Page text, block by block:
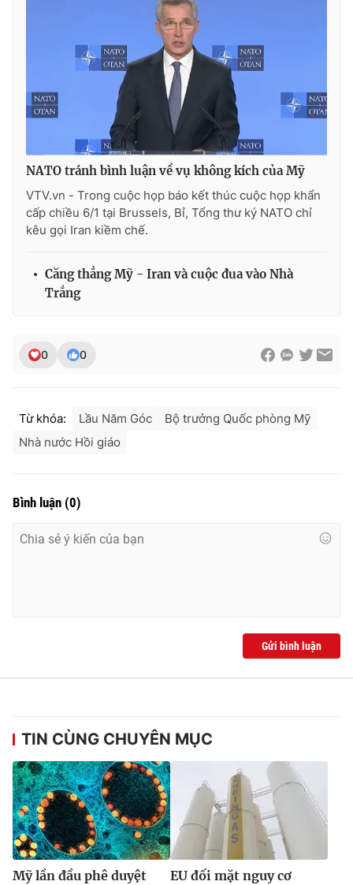
THỜI BÁO VTV
Theo dõi báo trên
Cơ quan chủ quản: Đài Truyền hình Việt Nam
Cơ quan báo chí: Thời báo VTV
Giấy phép hoạt động báo in và báo điện tử số 483/GP-BTTTT
Tổng Biên tập:Vũ Thanh Thủy
Phó Tổng Biên tập:
Tổng đài VTV:
Ðiện thoại Thời báo VTV:
thuận bằng văn bản. Ghi rõ nguồn VTV.vn khi phát hành lại
NATO tránh bình luận về vụ không kích của Mỹ
VTV.vn - Trong cuộc họp báo kết thúc cuộc họp khẩn
cấp chiều 6/1 tại Brussels, Bỉ, Tổng thư ký NATO chỉ
kêu gọi Iran kiềm chế.
Căng thẳng Mỹ - Iran và cuộc đua vào Nhà
Trắng
0 0
Từ khóa: Lầu Năm Góc
Bộ trưởng Quốc phòng Mỹ
Nhà nước Hồi giáo
Bình luận (0)
Gửi bình luận
TIN CÙNG CHUYÊN MỤC
Mỹ lần đầu phê duyệt
EU đối mặt nguy cơ